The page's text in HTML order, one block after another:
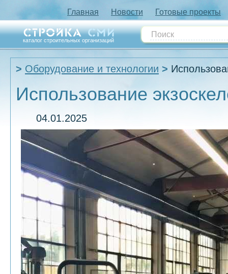
Главная Новости Готовые проекты
каталог строительных организаций
Оборудование и технологии
Использование
04.01.2025